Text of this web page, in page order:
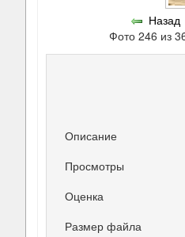
Назад
Фото 246 из
Описание
Просмотры
Оценка
Размер файла